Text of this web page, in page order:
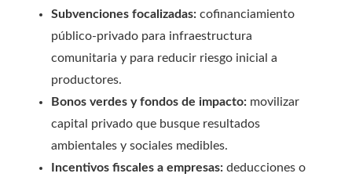
Subvenciones focalizadas: cofinanciamiento
público-privado para infraestructura
comunitaria y para reducir riesgo inicial a
productores.
Bonos verdes y fondos de impacto: movilizar
capital privado que busque resultados
ambientales y sociales medibles.
Incentivos fiscales a empresas: deducciones o